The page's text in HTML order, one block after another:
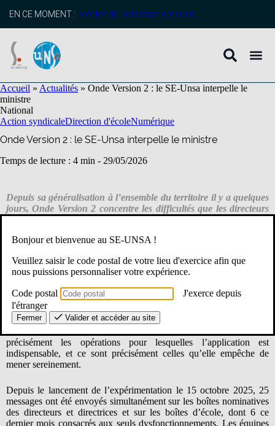
principal
EN CE MOMENT : profitez de l’adhésion anticipée
Accueil » Actualités » Onde Version 2 : le SE-Unsa interpelle le
ministre
National
Action syndicaleDirection d'écoleNumérique
Onde Version 2 : le SE-Unsa interpelle le ministre
Temps de lecture : 4 min - 29/05/2026
Depuis sa généralisation à l’ensemble du territoire il y a quelques
jours, Onde Version 2 concentre les difficultés que les directeurs
et directrices d’école connaissaient déjà dans les deux académies
entre-temps. Le SE-Unsa a adressé une lettre au ministre de
besoin et ce qui doit changer.
Au mauvais moment et au mauvais rythme
La généralisation d’Onde Version 2 est intervenue en pleine période
de préparation de rentrée : inscriptions, radiations, constitution des
précisément les opérations pour lesquelles l’application est
indispensable, et ce sont précisément celles qu’elle empêche de
mener sereinement.
Depuis le lancement de l’expérimentation le 15 octobre 2025, 25
messages ont été envoyés simultanément sur les boîtes nominatives
des directeurs et directrices et sur les boîtes d’école, dont 6 ce
dernier mois consacrés aux seuls dysfonctionnements. Les équipes
Bonjour et bienvenue au SE-UNSA !
Veuillez saisir le code postal de votre lieu d'exercice afin que
nous puissions personnaliser votre expérience.
Code postal
J'exerce depuis
l'étranger
Fermer Valider et accéder au site